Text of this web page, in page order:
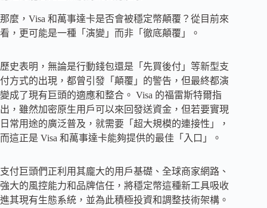
那麼，Visa 和萬事達卡是否會被穩定幣顛覆？從目前來
看，更可能是一種「演變」而非「徹底顛覆」。
歷史表明，無論是行動錢包還是「先買後付」等新型支
付方式的出現，都曾引發「顛覆」的警告，但最終都演
變成了現有巨頭的適應和整合。 Visa 的福雷斯特爾指
出，雖然加密原生用戶可以來回發送資金，但若要實現
日常用途的廣泛普及，就需要「超大規模的連接性」，
而這正是 Visa 和萬事達卡能夠提供的最佳「入口」。
支付巨頭們正利用其龐大的用戶基礎、全球商家網路、
強大的風控能力和品牌信任，將穩定幣這種新工具吸收
進其現有生態系統，並為此積極投資和調整技術架構。